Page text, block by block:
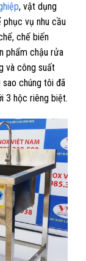
, vật dụng
phục vụ nhu cầu
chế biến
phẩm chậu rửa
và công suất
chúng tôi đã
3 hộc riêng biệt.